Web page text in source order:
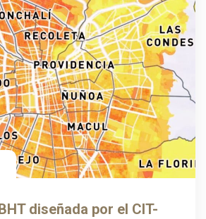
diseñada por el CIT-